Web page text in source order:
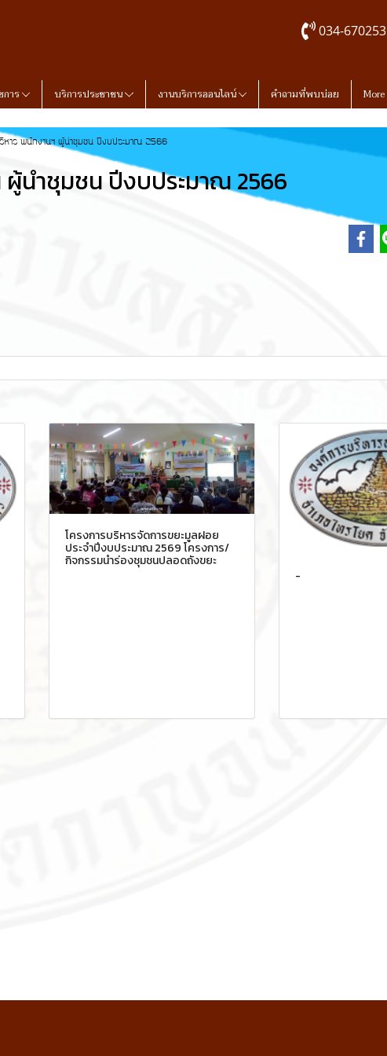
034-670253
การ บริการประชาชน งานบริการออนไลน์ คำถามที่พบบ่อย More
หาร พนักงานฯ ผู้นำชุมชน ปีงบประมาณ 2566
นำชุมชน ปีงบประมาณ 2566
โครงการบริหารจัดการขยะมูลฝอย
ประจำปีงบประมาณ 2569 โครงการ/
กิจกรรมนำร่องชุมชนปลอดถังขยะ
-